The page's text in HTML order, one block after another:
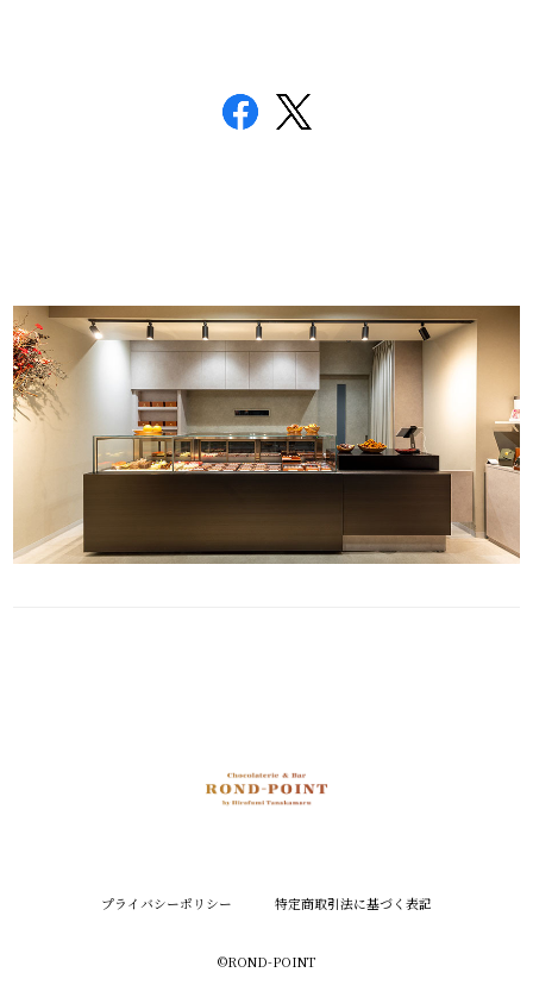
プライバシーポリシー 特定商取引法に基づく表記
©︎ROND-POINT